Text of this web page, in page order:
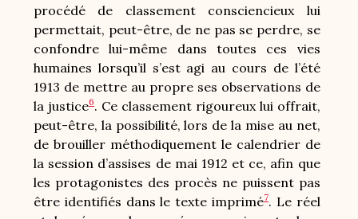
procédé de classement consciencieux lui
permettait, peut-être, de ne pas se perdre, se
confondre lui-même dans toutes ces vies
humaines lorsqu’il s’est agi au cours de l’été
1913 de mettre au propre ses observations de
la justice6. Ce classement rigoureux lui offrait,
peut-être, la possibilité, lors de la mise au net,
de brouiller méthodiquement le calendrier de
la session d’assises de mai 1912 et ce, afin que
les protagonistes des procès ne puissent pas
être identifiés dans le texte imprimé7. Le réel